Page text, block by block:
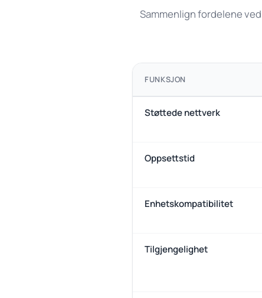
Sammenlign fordelene
FUNKSJON
Støttede nettverk
Oppsettstid
Enhetskompatibilitet
Tilgjengelighet